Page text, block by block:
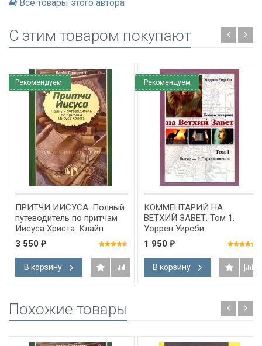
Все товары этого автора
C этим товаром покупают
Рекомендуем
ПРИТЧИ ИИСУСА. Полный
путеводитель по притчам
Иисуса Христа. Клайн
Снодграсс
3 550 ₽
В корзину
Рекомендуем
КОММЕНТАРИЙ НА
ВЕТХИЙ ЗАВЕТ. Том 1.
Уоррен Уирсби
1 950 ₽
В корзину
Похожие товары